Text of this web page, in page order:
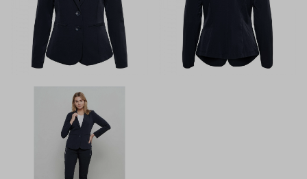
Menger
Mode